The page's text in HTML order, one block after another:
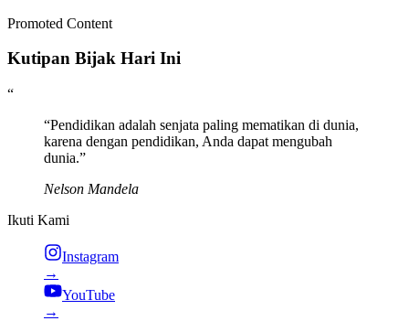
Promoted Content
Kutipan Bijak Hari Ini
“
“Pendidikan adalah senjata paling mematikan di dunia,
karena dengan pendidikan, Anda dapat mengubah
dunia.”
Nelson Mandela
Ikuti Kami
Instagram
→
YouTube
→